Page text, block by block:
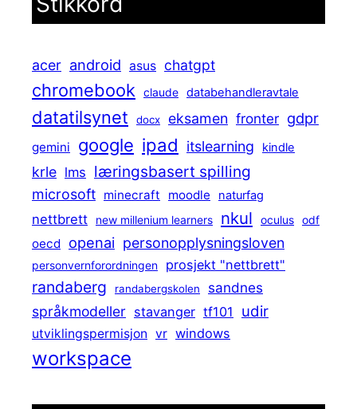
acer android asus chatgpt
chromebook claude databehandleravtale
datatilsynet docx eksamen fronter gdpr
gemini google ipad itslearning kindle
krle lms læringsbasert spilling
microsoft minecraft moodle naturfag
nettbrett new millenium learners nkul oculus odf
oecd openai personopplysningsloven
personvernforordningen prosjekt "nettbrett"
randaberg randabergskolen
sandnes
språkmodeller stavanger tf101 udir
utviklingspermisjon vr windows
workspace